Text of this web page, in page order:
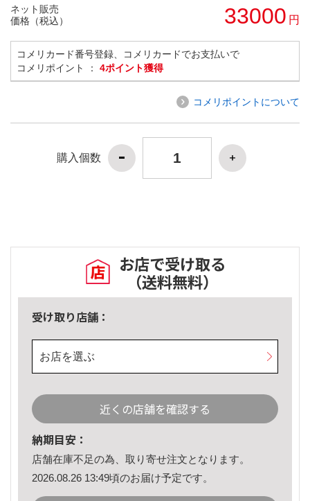
ネット販売
価格（税込）
33000 円
コメリカード番号登録、コメリカードでお支払いで
コメリポイント ： 4ポイント獲得
コメリポイントについて
購入個数
お店で受け取る
（送料無料）
受け取り店舗：
お店を選ぶ
近くの店舗を確認する
納期目安：
店舗在庫不足の為、取り寄せ注文となります。
2026.08.26 13:49頃のお届け予定です。